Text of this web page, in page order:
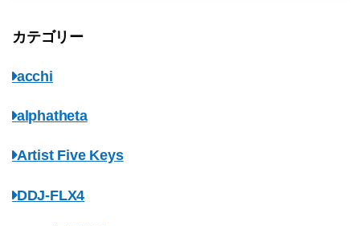
カテゴリー
acchi
alphatheta
Artist Five Keys
DDJ-FLX4